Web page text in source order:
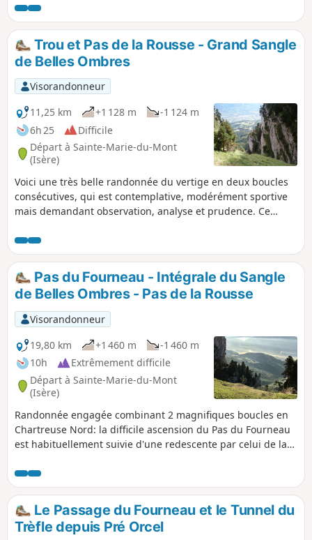
principalement hors sentier, et nécessite un pied sûr et un
bon sens de l'orientation. Il est peu probable d'y rencontrer
d'autres marcheurs, sauf à la Croix de l'Alpe et sur la
portion de sentier qui y mène.
Trou et Pas de la Rousse - Grand Sangle
de Belles Ombres
Visorandonneur
11,25 km
+1 128 m
-1 124 m
6h 25
Difficile
Départ à Sainte-Marie-du-Mont
(Isère)
Voici une très belle randonnée du vertige en deux boucles
consécutives, qui est contemplative, modérément sportive
mais demandant observation, analyse et prudence. Ce
Km et le D+ 700 m, les falaises tourmentées faussant les
calculs de l'algorithme : prévoir 8 h, voire plus. Voir les
recommandations et mises en garde dans le chapitre infos
pratiques.
Pas du Fourneau - Intégrale du Sangle
de Belles Ombres - Pas de la Rousse
Visorandonneur
19,80 km
+1 460 m
-1 460 m
10h
Extrêmement difficile
Départ à Sainte-Marie-du-Mont
(Isère)
Randonnée engagée combinant 2 magnifiques boucles en
Chartreuse Nord: la difficile ascension du Pas du Fourneau
est habituellement suivie d'une redescente par celui de la
de Belles Ombres pour sortir à la Porte de l'Alpette et
revenir hors sente jusqu'à la Rousse. Cet itinéraire peu
parcouru est synonyme de rencontres avec chamois et
marmottes. Distance et dénivelé ne sont pas les seules
difficultés, il faut aussi avoir le pied sûr.
Le Passage du Fourneau et le Tunnel du
Trèfle depuis Pré Orcel